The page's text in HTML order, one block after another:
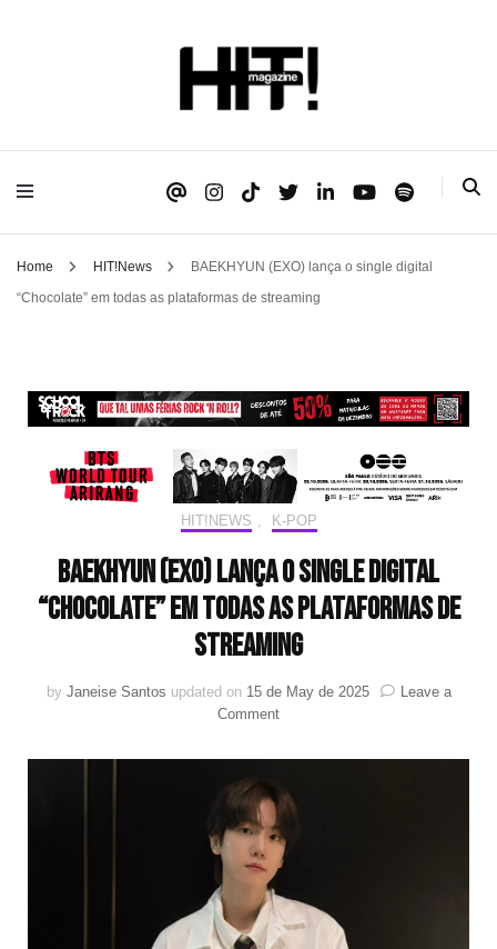
HIT!Magazine
Home HIT!News
BAEKHYUN (EXO) lança o single digital
“Chocolate” em todas as plataformas de streaming
HIT!NEWS K-POP
BAEKHYUN (EXO) lança o single digital
“Chocolate” em todas as plataformas de
streaming
by Janeise Santos updated on 15 de May de 2025
Leave a
Commenton
(EXO)
o
digital
“Chocolate”
todas
as